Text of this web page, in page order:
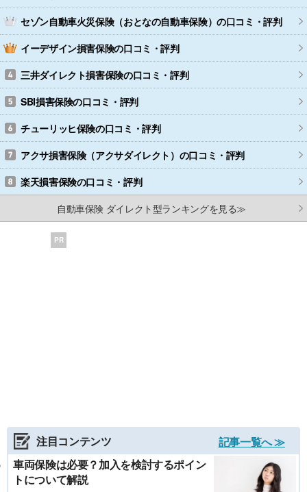
セゾン自動車火災保険（おとなの自動車保険）の口コミ・評判
イーデザイン損害保険の口コミ・評判
三井ダイレクト損害保険の口コミ・評判
SBI損害保険の口コミ・評判
チューリッヒ保険の口コミ・評判
アクサ損害保険（アクサダイレクト） の口コミ・評判
楽天損害保険の口コミ・評判
自動車保険 ダイレクト型ランキングを見る≫
PR
注目コンテンツ
記事一覧へ ≫
車両保険は必要？加入を検討するポイン
トについて解説